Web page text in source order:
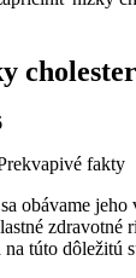
⁢fakty
obávame
túto dôležitú